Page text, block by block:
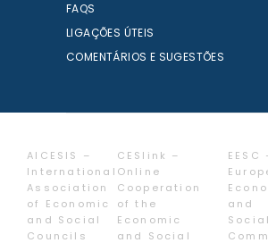
FAQS
LIGAÇÕES ÚTEIS
COMENTÁRIOS E SUGESTÕES
AICESIS –
International
Association
of Economic
and Social
Councils
CESlink –
Online
Cooperation
of the
Economic
and Social
EESC
and
Social